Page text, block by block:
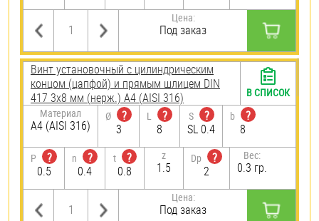
Цена:
Под заказ
Винт установочный с цилиндрическим
концом (цапфой) и прямым шлицем DIN
417 3х8 мм (нерж.) A4 (AISI 316)
Материал
A4 (AISI 316)
Ø
?
3
L
?
8
S
?
SL 0.4
b
?
8
P
?
0.5
n
?
0.4
t
?
0.8
z
1.5
Dp
?
2
Вес:
0.3 гр.
Цена:
Под заказ
В СПИСОК